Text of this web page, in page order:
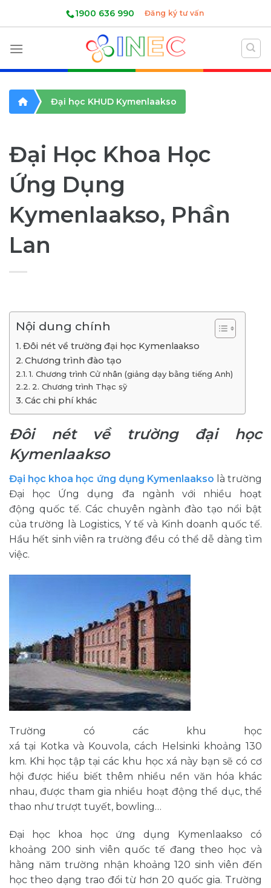
1900 636 990 Đăng ký tư vấn
Đại học KHUD Kymenlaakso
Đại Học Khoa Học
Ứng Dụng
Kymenlaakso, Phần
Lan
Nội dung chính
Đôi nét về trường đại học Kymenlaakso
Chương trình đào tạo
1. Chương trình Cử nhân (giảng dạy bằng tiếng Anh)
2. Chương trình Thạc sỹ
Các chi phí khác
Đôi nét về trường đại học
Kymenlaakso
Đại học khoa học ứng dụng Kymenlaakso là trường
Đại học Ứng dụng đa ngành với nhiều hoạt
động quốc tế. Các chuyên ngành đào tạo nổi bật
của trường là Logistics, Y tế và Kinh doanh quốc tế.
Hầu hết sinh viên ra trường đều có thể dễ dàng tìm
việc.
Trường có các khu học
xá tại Kotka và Kouvola, cách Helsinki khoảng 130
km. Khi học tập tại các khu học xá này bạn sẽ có cơ
hội được hiểu biết thêm nhiều nền văn hóa khác
nhau, được tham gia nhiều hoạt động thể dục, thể
thao như trượt tuyết, bowling…
Đại học khoa học ứng dụng Kymenlaakso có
khoảng 200 sinh viên quốc tế đang theo học và
hằng năm trường nhận khoảng 120 sinh viên đến
học theo dạng trao đổi từ hơn 20 quốc gia. Trường